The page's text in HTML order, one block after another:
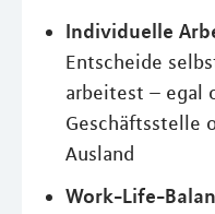
Individuelle
Entscheide
arbeitest – egal
Geschäftsstelle
Ausland
Work-Life-